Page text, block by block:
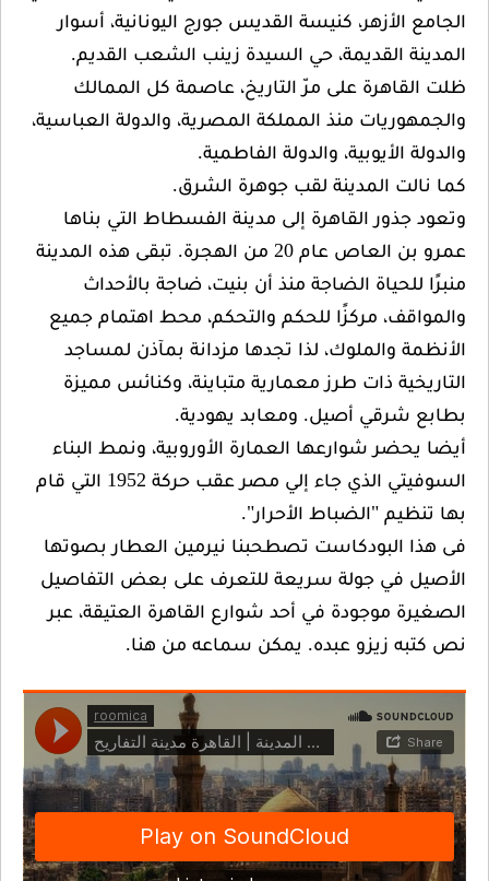
الجامع الأزهر، كنيسة القديس جورج اليونانية، أسوار
المدينة القديمة، حي السيدة زينب الشعب القديم.
ظلت القاهرة على مرّ التاريخ، عاصمة كل الممالك
والجمهوريات منذ المملكة المصرية، والدولة العباسية،
والدولة الأيوبية، والدولة الفاطمية.
كما نالت المدينة لقب جوهرة الشرق.
وتعود جذور القاهرة إلى مدينة الفسطاط التي بناها
عمرو بن العاص عام 20 من الهجرة. تبقى هذه المدينة
منبرًا للحياة الضاجة منذ أن بنيت، ضاجة بالأحداث
والمواقف، مركزًا للحكم والتحكم، محط اهتمام جميع
الأنظمة والملوك، لذا تجدها مزدانة بمآذن لمساجد
التاريخية ذات طرز معمارية متباينة، وكنائس مميزة
بطابع شرقي أصيل. ومعابد يهودية.
أيضا يحضر شوارعها العمارة الأوروبية، ونمط البناء
السوفيتي الذي جاء إلي مصر عقب حركة 1952 التي قام
بها تنظيم "الضباط الأحرار".
فى هذا البودكاست تصطحبنا نيرمين العطار بصوتها
الأصيل في جولة سريعة للتعرف على بعض التفاصيل
الصغيرة موجودة في أحد شوارع القاهرة العتيقة، عبر
نص كتبه زيزو عبده. يمكن سماعه من هنا.